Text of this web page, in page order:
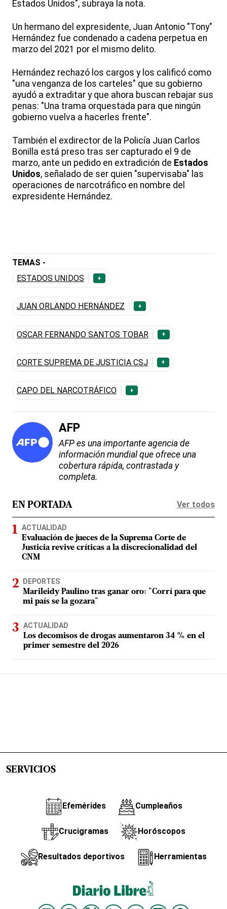
Estados Unidos", subraya la nota.
Un hermano del expresidente, Juan Antonio "Tony"
Hernández fue condenado a cadena perpetua en
marzo del 2021 por el mismo delito.
Hernández rechazó los cargos y los calificó como
"una venganza de los carteles" que su gobierno
ayudó a extraditar y que ahora buscan rebajar sus
penas: "Una trama orquestada para que ningún
gobierno vuelva a hacerles frente".
También el exdirector de la Policía Juan Carlos
Bonilla está preso tras ser capturado el 9 de
marzo, ante un pedido en extradición de Estados
Unidos, señalado de ser quien "supervisaba" las
operaciones de narcotráfico en nombre del
expresidente Hernández.
TEMAS -
ESTADOS UNIDOS
+
JUAN ORLANDO HERNÁNDEZ +
OSCAR FERNANDO SANTOS TOBAR +
CORTE SUPREMA DE JUSTICIA CSJ +
CAPO DEL NARCOTRÁFICO +
AFP
AFP es una importante agencia de
información mundial que ofrece una
cobertura rápida, contrastada y
completa.
EN PORTADA Ver todos
ACTUALIDAD
Evaluación de jueces de la Suprema Corte de
Justicia revive críticas a la discrecionalidad del
CNM
DEPORTES
Marileidy Paulino tras ganar oro: "Corrí para que
mi país se la gozara"
ACTUALIDAD
Los decomisos de drogas aumentaron 34 % en el
primer semestre del 2026
SERVICIOS
Efemérides Cumpleaños
Crucigramas Horóscopos
Resultados deportivos Herramientas